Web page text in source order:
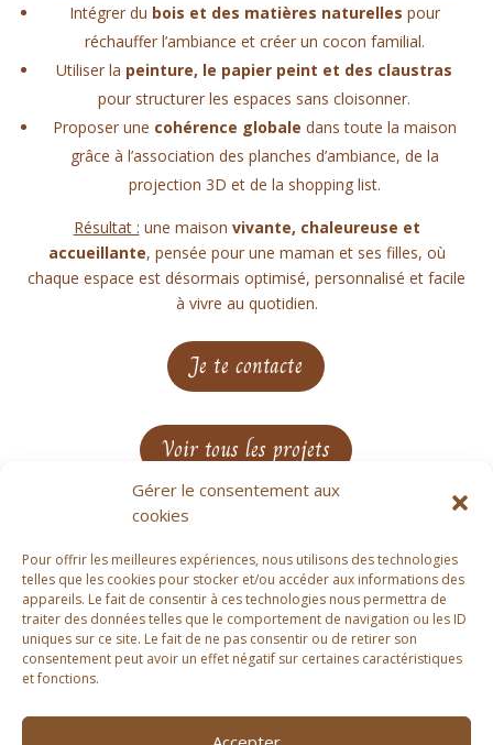
Gérer le consentement aux
cookies
Pour offrir les meilleures expériences, nous utilisons des technologies
telles que les cookies pour stocker et/ou accéder aux informations des
appareils. Le fait de consentir à ces technologies nous permettra de
traiter des données telles que le comportement de navigation ou les ID
uniques sur ce site. Le fait de ne pas consentir ou de retirer son
consentement peut avoir un effet négatif sur certaines caractéristiques
et fonctions.
Intégrer du bois et des matières naturelles pour
réchauffer l’ambiance et créer un cocon familial.
Utiliser la peinture, le papier peint et des claustras
pour structurer les espaces sans cloisonner.
Proposer une cohérence globale dans toute la maison
grâce à l’association des planches d’ambiance, de la
projection 3D et de la shopping list.
Résultat : une maison vivante, chaleureuse et
accueillante, pensée pour une maman et ses filles, où
chaque espace est désormais optimisé, personnalisé et facile
à vivre au quotidien.
Je te contacte
Voir tous les projets